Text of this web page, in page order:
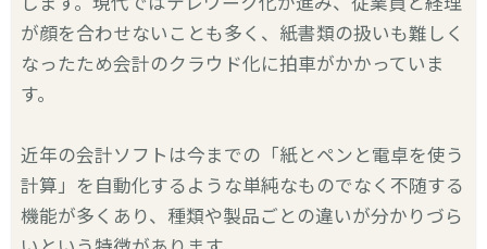
が顔を合わせないことも多く、紙書類の扱いも難しく
なったため会計のクラウド化に拍車がかかっていま
す。
近年の会計ソフトは今までの「紙とペンと電卓を使う
計算」を自動化するような単純なものでなく不随する
機能が多くあり、種類や製品ごとの違いが分かりづら